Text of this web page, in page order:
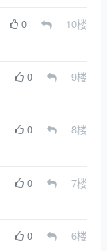
0 10楼
0 9楼
0 8楼
0 7楼
0 6楼